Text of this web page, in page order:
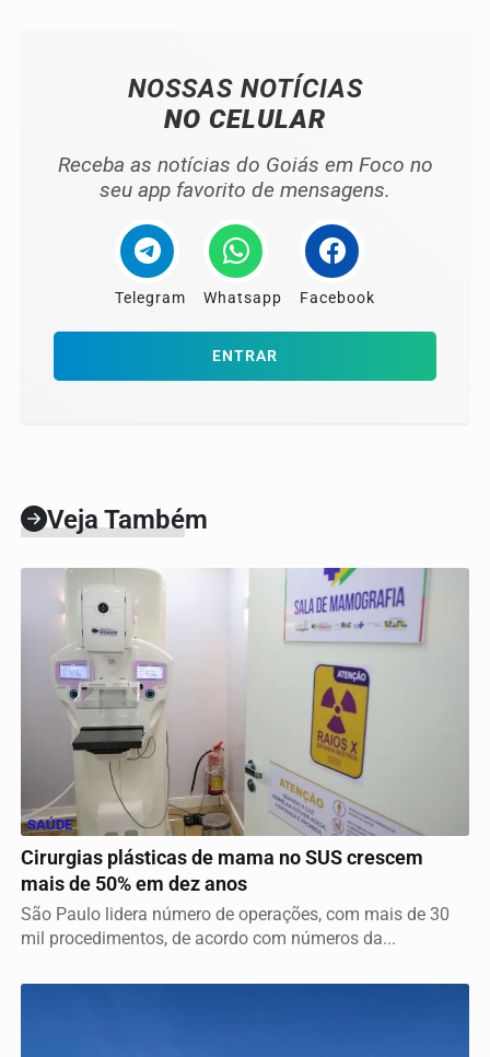
NOSSAS NOTÍCIAS
NO CELULAR
Receba as notícias do Goiás em Foco no
seu app favorito de mensagens.
Telegram Whatsapp Facebook
ENTRAR
Veja Também
SAÚDE
Cirurgias plásticas de mama no SUS crescem
mais de 50% em dez anos
São Paulo lidera número de operações, com mais de 30
mil procedimentos, de acordo com números da...